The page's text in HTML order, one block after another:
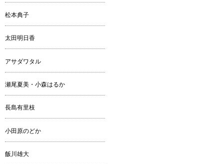
松本典子
太田明日香
アサダワタル
瀬尾夏美・小森はるか
長島有里枝
小田原のどか
飯川雄大